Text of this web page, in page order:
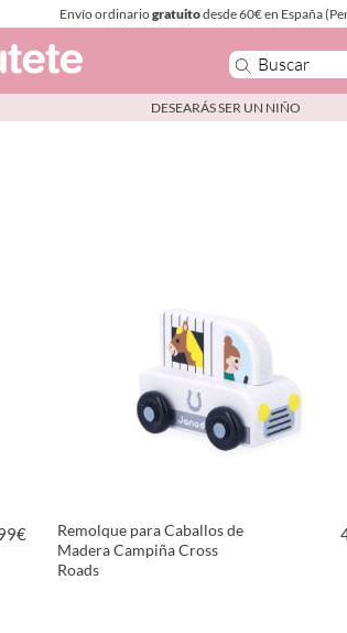
Envío ordinariogratuitodesde 60€ en España
DESEARÁS SER UN NIÑO
€
Remolque para Caballos de
Madera Campiña Cross
Roads